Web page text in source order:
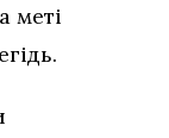
меті